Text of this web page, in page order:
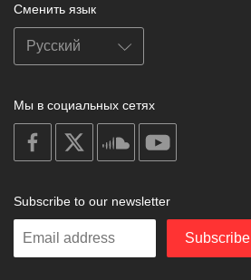
Сменить язык
Мы в социальных сетях
on
facebook
soundcloud
Subscribe to our newsletter
Enter
Subscribe